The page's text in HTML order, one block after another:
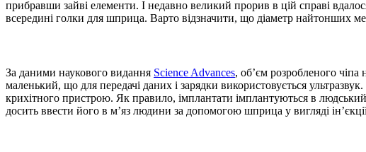
прибравши зайві елементи. І недавно великий прорив в цій справі
всередині голки для шприца. Варто відзначити, що діаметр найтонших
За даними наукового видання Science Advances, об’єм розробленого
маленький, що для передачі даних і зарядки використовується
крихітного пристрою. Як правило, імплантати імплантуються в
досить ввести його в м’яз людини за допомогою шприца у вигляді